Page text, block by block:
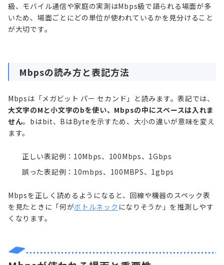
級、モバイル通信や家庭の実測はMbps級で語られる場面が多
いため、場面ごとにどの単位が使われているかを見分けること
が大切です。
Mbpsの読み方と表記方法
Mbpsは「メガビット パー セカンド」と読みます。表記では、
大文字のMと小文字のbを使い、Mbpsの中にスペースは入れま
せん。bはbit、BはByteを示すため、大小の違いが意味を変え
ます。
正しい表記例：10Mbps、100Mbps、1Gbps
誤った表記例：10mbps、100MBPS、1gbps
Mbpsを正しく読めるようになると、回線や機器のスペック表
を見たときに「何がボトルネック になりそうか」を推測しやす
くなります。